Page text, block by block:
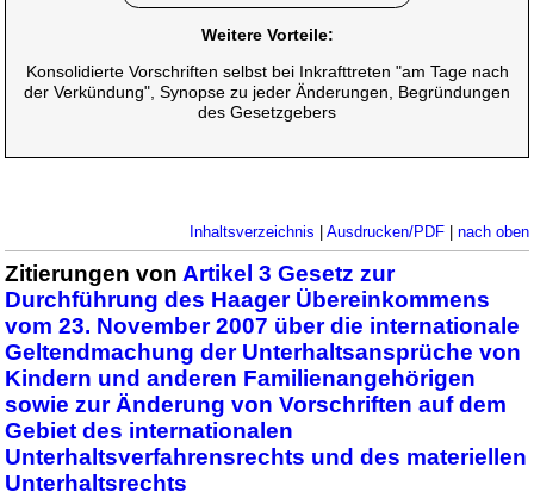
Weitere Vorteile:
Konsolidierte Vorschriften selbst bei Inkrafttreten "am Tage nach
der Verkündung", Synopse zu jeder Änderungen, Begründungen
des Gesetzgebers
Inhaltsverzeichnis Ausdrucken/PDF| nach oben
Zitierungen von Artikel 3 Gesetz zur
Durchführung des Haager Übereinkommens
vom 23. November 2007 über die internationale
Geltendmachung der Unterhaltsansprüche von
Kindern und anderen Familienangehörigen
sowie zur Änderung von Vorschriften auf dem
Gebiet des internationalen
Unterhaltsverfahrensrechts und des materiellen
Unterhaltsrechts